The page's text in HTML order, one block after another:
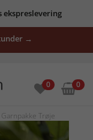
→
0 0
Garnpakke Trøje